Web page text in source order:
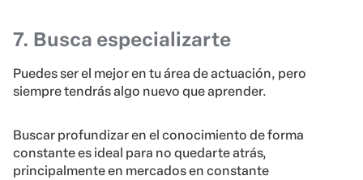
7. Busca especializarte
Puedes ser el mejor en tu área de actuación, pero
siempre tendrás algo nuevo que aprender.
Buscar profundizar en el conocimiento de forma
constante es ideal para no quedarte atrás,
principalmente en mercados en constante